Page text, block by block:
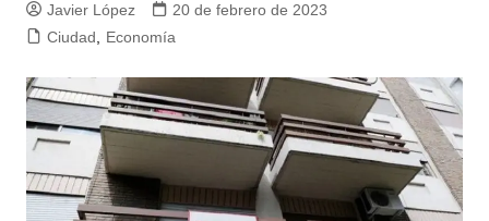
Javier López
20 de febrero de 2023
Ciudad
Economía